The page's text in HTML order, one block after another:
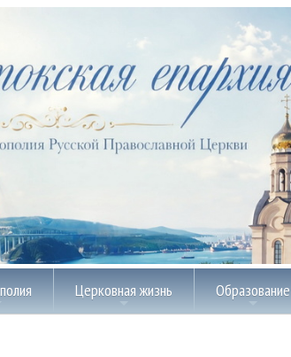
Церковная жизнь Образование